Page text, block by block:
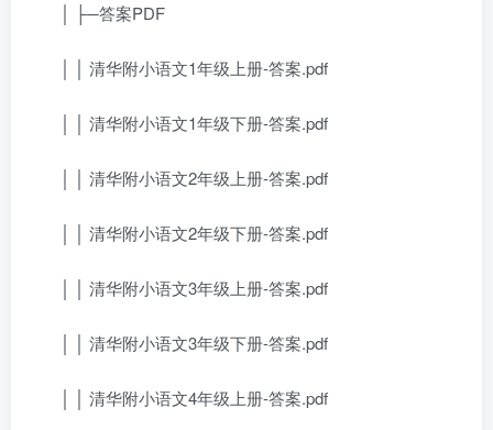
│ ├─答案PDF
│ │ 清华附小语文1年级上册-答案.pdf
│ │ 清华附小语文1年级下册-答案.pdf
│ │ 清华附小语文2年级上册-答案.pdf
│ │ 清华附小语文2年级下册-答案.pdf
│ │ 清华附小语文3年级上册-答案.pdf
│ │ 清华附小语文3年级下册-答案.pdf
│ │ 清华附小语文4年级上册-答案.pdf